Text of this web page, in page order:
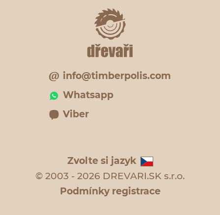
info@timberpolis.com
Whatsapp
Viber
Zvolte si jazyk
© 2003 - 2026 DREVARI.SK s.r.o.
Podmínky registrace